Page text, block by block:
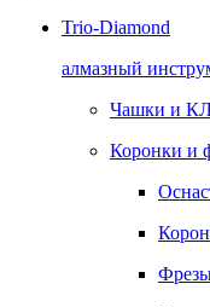
Trio-Diamond
алмазный
Чашки и
Коронки и